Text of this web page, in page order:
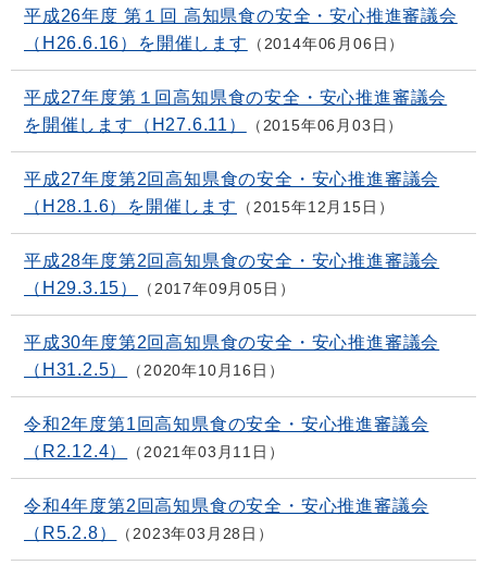
平成26年度 第１回 高知県食の安全・安心推進審議会
（H26.6.16）を開催します
2014年06月06日
平成27年度第１回高知県食の安全・安心推進審議会
を開催します（H27.6.11）
2015年06月03日
平成27年度第2回高知県食の安全・安心推進審議会
（H28.1.6）を開催します
2015年12月15日
平成28年度第2回高知県食の安全・安心推進審議会
（H29.3.15）
2017年09月05日
平成30年度第2回高知県食の安全・安心推進審議会
（H31.2.5）
2020年10月16日
令和2年度第1回高知県食の安全・安心推進審議会
（R2.12.4）
2021年03月11日
令和4年度第2回高知県食の安全・安心推進審議会
（R5.2.8）
2023年03月28日